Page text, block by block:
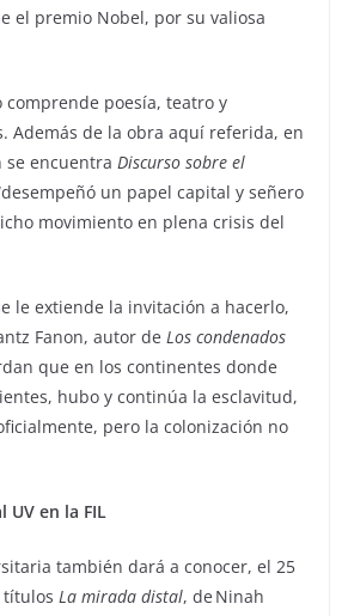
el premio Nobel, por su valiosa
poesía, teatro y
Además de la obra aquí referida, en
se encuentra Discurso sobre el
un papel capital y señero
movimiento en plena crisis del
le extiende la invitación a hacerlo,
Fanon, autor de Los condenados
que en los continentes donde
hubo y continúa la esclavitud,
pero la colonización no
UV en la FIL
también dará a conocer, el 25
títulos La mirada distal, de Ninah